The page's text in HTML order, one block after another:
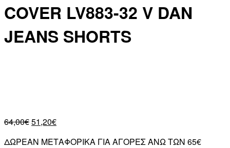
COVER LV883-32 V DAN
JEANS SHORTS
64,00€51,20€
ΔΩΡΕΑΝ ΜΕΤΑΦΟΡΙΚΑ ΓΙΑ ΑΓΟΡΕΣ ΑΝΩ ΤΩΝ 65€